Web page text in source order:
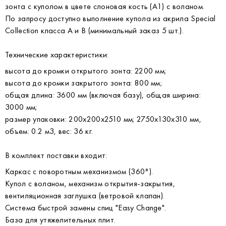
зонта с куполом в цвете слоновая кость (A1) с воланом.
По запросу доступно выполнение купола из акрила Special
Collection класса A и B (минимальный заказ 5 шт.).
Технические характеристики:
высота до кромки открытого зонта: 2200 мм;
высота до кромки закрытого зонта: 800 мм;
общая длина: 3600 мм (включая базу), общая ширина:
3000 мм;
размер упаковки: 200х200х2510 мм; 2750х130х310 мм,
объем: 0.2 м3, вес: 36 кг.
В комплект поставки входит:
Каркас с поворотным механизмом (360°).
Купол с воланом, механизм открытия-закрытия,
вентиляционная заглушка (ветровой клапан).
Система быстрой замены спиц "Easy Change".
База для утяжелительных плит.